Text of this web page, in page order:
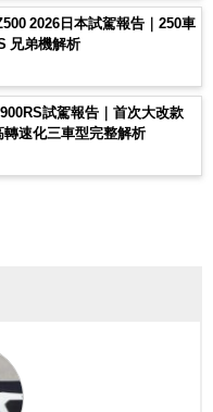
2026日本試駕報告｜250車
兄弟機解析
試駕報告｜首次大改款
速化三車型完整解析